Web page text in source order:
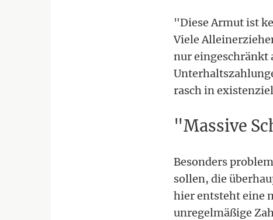
"Diese Armut ist
Viele
nur eingeschränkt
rasch in
"Massive
Besonders
sollen, die
hier entsteht eine
unregelmäßige